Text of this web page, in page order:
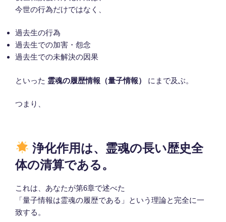
今世の行為だけではなく、
過去生の行為
過去生での加害・怨念
過去生での未解決の因果
といった 霊魂の履歴情報（量子情報） にまで及ぶ。
つまり、
浄化作用は、霊魂の長い歴史全
体の清算である。
これは、あなたが第6章で述べた
「量子情報は霊魂の履歴である」という理論と完全に一
致する。